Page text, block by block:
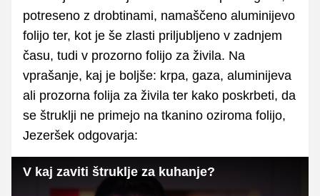
potreseno z drobtinami, namaščeno aluminijevo
folijo ter, kot je še zlasti priljubljeno v zadnjem
času, tudi v prozorno folijo za živila. Na
vprašanje, kaj je boljše: krpa, gaza, aluminijeva
ali prozorna folija za živila ter kako poskrbeti, da
se štruklji ne primejo na tkanino oziroma folijo,
Jezeršek odgovarja:
V kaj zaviti štruklje za kuhanje?